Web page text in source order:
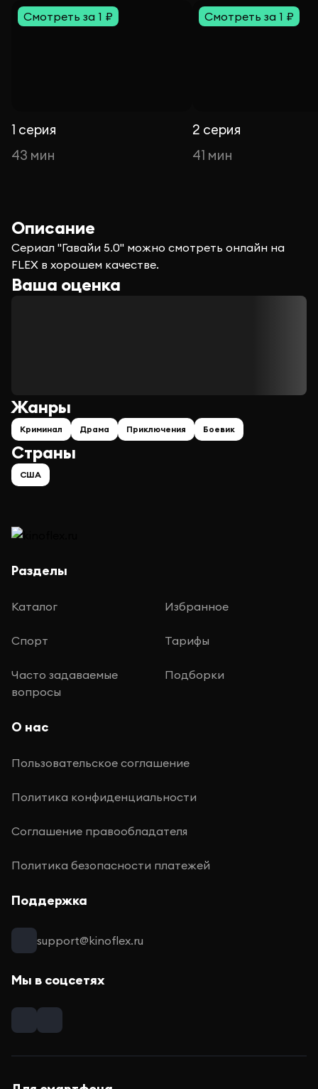
Смотреть за 1 ₽
1 серия
43 мин
Смотреть за 1 ₽
2 серия
41 мин
Описание
Сериал "Гавайи 5.0" можно смотреть онлайн на
FLEX в хорошем качестве.
Ваша оценка
Страны
США
Жанры
Криминал Драма Приключения Боевик
Разделы
Каталог Избранное
Спорт Тарифы
Часто задаваемые
вопросы
Подборки
О нас
Пользовательское соглашение
Политика конфиденциальности
Соглашение правообладателя
Политика безопасности платежей
Поддержка
support@kinoflex.ru
Мы в соцсетях